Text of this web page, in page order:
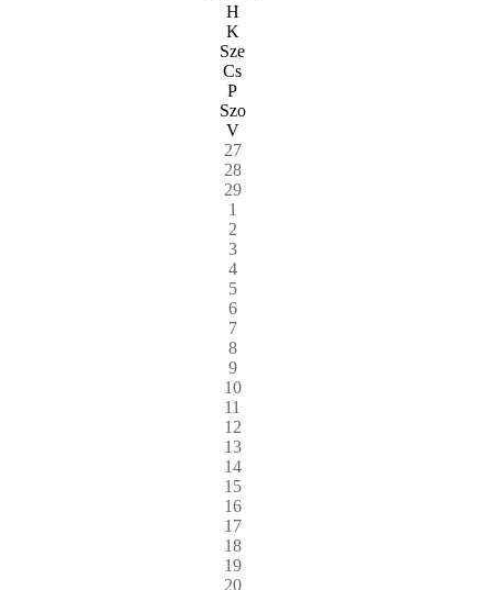
H
K
Sze
Cs
P
Szo
V
27
28
29
1
2
3
4
5
6
7
8
9
10
11
12
13
14
15
16
17
18
19
20